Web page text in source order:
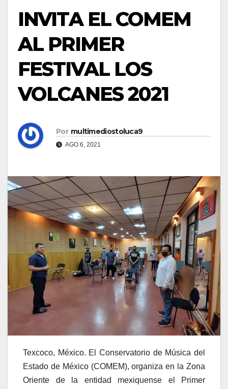
INVITA EL COMEM
AL PRIMER
FESTIVAL LOS
VOLCANES 2021
Por multimediostoluca9
AGO 6, 2021
Texcoco, México. El Conservatorio de Música del
Estado de México (COMEM), organiza en la Zona
Oriente de la entidad mexiquense el Primer